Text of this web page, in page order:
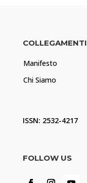
COLLEGAMENTI
Manifesto
Chi Siamo
ISSN: 2532-4217
FOLLOW US